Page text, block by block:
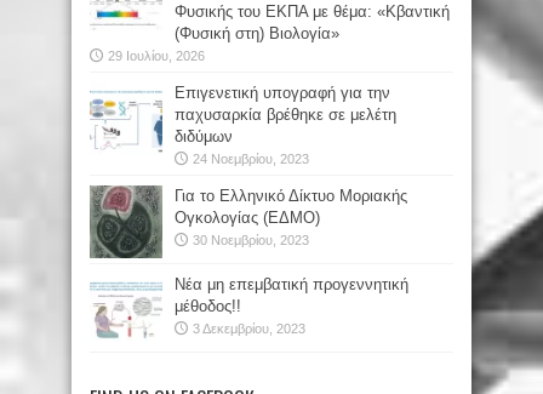
Φυσικής του ΕΚΠΑ με θέμα: «Κβαντική
(Φυσική στη) Βιολογία»
29 Ιουλίου, 2026
Επιγενετική υπογραφή για την
παχυσαρκία βρέθηκε σε μελέτη
διδύμων
24 Νοεμβρίου, 2023
Για το Ελληνικό Δίκτυο Μοριακής
Ογκολογίας (ΕΔΜΟ)
30 Νοεμβρίου, 2023
Νέα μη επεμβατική προγεννητική
μέθοδος!!
3 Δεκεμβρίου, 2023